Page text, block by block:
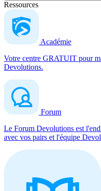
Ressources
Académie
Votre centre GRATUIT pour
Devolutions.
Forum
Le Forum Devolutions est
avec vos pairs et l'équipe